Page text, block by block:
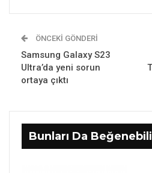
ÖNCEKI GÖNDERI
Samsung Galaxy S23
Ultra’da yeni sorun
ortaya çıktı
Bunları Da